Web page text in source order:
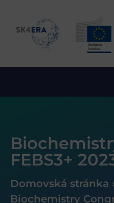
FEBS3+
Domovská stránka
Biochemistry